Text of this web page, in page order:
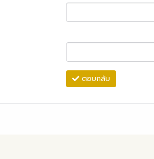
ตอบกลับ